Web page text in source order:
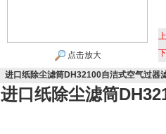
点击放大
进口纸除尘滤筒DH32100自洁式空气过器
进口纸除尘滤筒